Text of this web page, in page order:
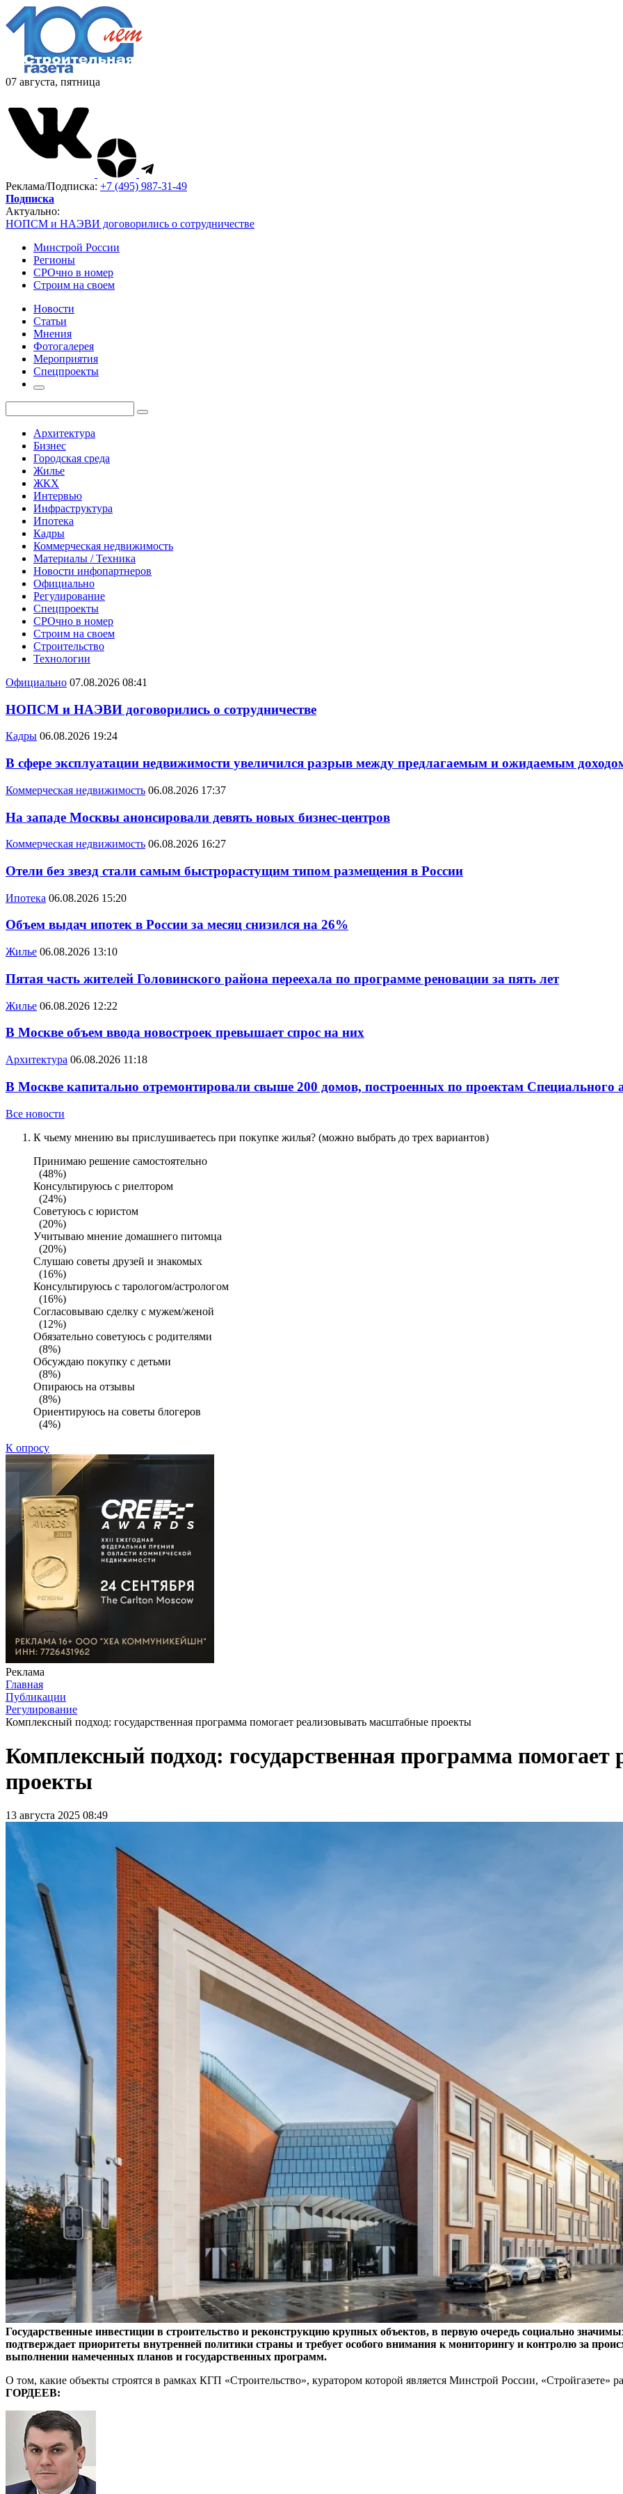
07 августа, пятница
Реклама/Подписка: +7 (495) 987-31-49
Подписка
Актуально:
НОПСМ и НАЭВИ договорились о сотрудничестве
Минстрой России
Регионы
СРОчно в номер
Строим на своем
Новости
Статьи
Мнения
Фотогалерея
Мероприятия
Спецпроекты
Архитектура
Бизнес
Городская среда
Жилье
ЖКХ
Интервью
Инфраструктура
Ипотека
Кадры
Коммерческая недвижимость
Материалы / Техника
Новости инфопартнеров
Официально
Регулирование
Спецпроекты
СРОчно в номер
Строим на своем
Строительство
Технологии
Официально 07.08.2026 08:41
НОПСМ и НАЭВИ договорились о сотрудничестве
Кадры 06.08.2026 19:24
В сфере эксплуатации недвижимости увеличился разрыв между предлагаемым и ожидаемым
Коммерческая недвижимость 06.08.2026 17:37
На западе Москвы анонсировали девять новых бизнес-центров
Коммерческая недвижимость 06.08.2026 16:27
Отели без звезд стали самым быстрорастущим типом размещения в России
Ипотека 06.08.2026 15:20
Объем выдач ипотек в России за месяц снизился на 26%
Жилье 06.08.2026 13:10
Пятая часть жителей Головинского района переехала по программе реновации за пять лет
Жилье 06.08.2026 12:22
В Москве объем ввода новостроек превышает спрос на них
Архитектура 06.08.2026 11:18
В Москве капитально отремонтировали свыше 200 домов, построенных по проектам Специального
Все новости
К чьему мнению вы прислушиваетесь при покупке жилья? (можно выбрать до трех вариантов)
Принимаю решение самостоятельно
(48%)
Консультируюсь с риелтором
(24%)
Советуюсь с юристом
(20%)
Учитываю мнение домашнего питомца
(20%)
Слушаю советы друзей и знакомых
(16%)
Консультируюсь с тарологом/астрологом
(16%)
Согласовываю сделку с мужем/женой
(12%)
Обязательно советуюсь с родителями
(8%)
Обсуждаю покупку с детьми
(8%)
Опираюсь на отзывы
(8%)
Ориентируюсь на советы блогеров
(4%)
К опросу
Реклама
Главная
Публикации
Регулирование
Комплексный подход: государственная программа помогает реализовывать масштабные проекты
Комплексный подход: государственная программа
проекты
13 августа 2025 08:49
Государственные инвестиции в строительство и реконструкцию крупных объектов, в первую очередь социально
подтверждает приоритеты внутренней политики страны и требует особого внимания к мониторингу и контролю за
выполнении намеченных планов и государственных программ.
О том, какие объекты строятся в рамках КГП «Строительство», куратором которой является Минстрой России, «Стройгазете»
ГОРДЕЕВ: